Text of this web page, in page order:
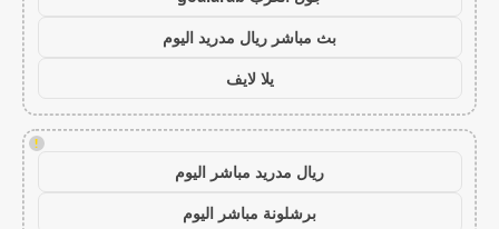
بث مباشر ريال مدريد اليوم
يلا لايف
!
ريال مدريد مباشر اليوم
برشلونة مباشر اليوم